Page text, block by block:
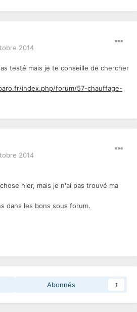
2014
testé mais je te conseille de chercher
index.php/forum/57-chauffage-
2014
hier, mais je n'ai pas trouvé ma
dans les bons sous forum.
Abonnés 1